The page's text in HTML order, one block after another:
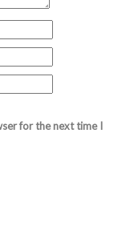
for the next time I